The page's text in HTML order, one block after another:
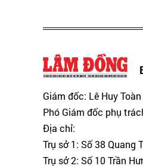
Giám đốc: Lê Huy Toàn
Phó Giám đốc phụ
Địa chỉ:
Trụ sở 1: Số 38 Quang
Trụ sở 2: Số 10 Trần